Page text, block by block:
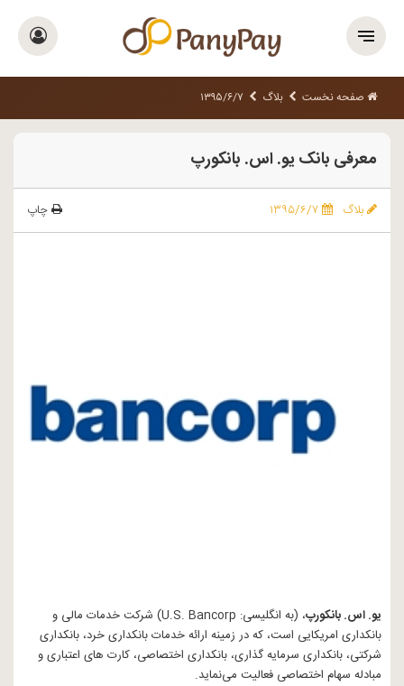
صفحه نخست بلاگ ۱۳۹۵/۶/۷
معرفی بانک یو. اس. بانکورپ
بلاگ ۱۳۹۵/۶/۷ چاپ
یو. اس. بانکورپ، (به انگلیسی: U.S. Bancorp) شرکت خدمات مالی و
بانکداری امریکایی است، که در زمینه ارائه خدمات بانکداری خرد، بانکداری
شرکتی، بانکداری سرمایه گذاری، بانکداری اختصاصی، کارت های اعتباری و
مبادله سهام اختصاصی فعالیت می‌نماید.